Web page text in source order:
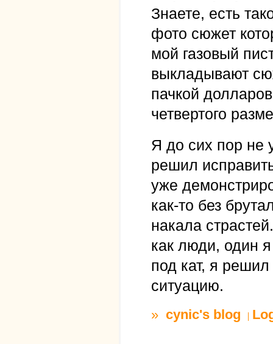
Знаете, есть
фото сюжет
мой газовый
выкладывают
пачкой
четвертого
Я до сих пор не
решил
уже
как-то без
накала
как люди, один
под кат, я
ситуацию.
» cynic's blog